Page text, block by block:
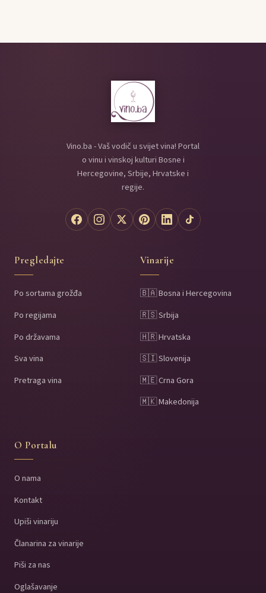
Vino.ba - Vaš vodič u svijet vina! Portal
o vinu i vinskoj kulturi Bosne i
Hercegovine, Srbije, Hrvatske i
regije.
Pregledajte
Po sortama grožđa
Po regijama
Po državama
Sva vina
Pretraga vina
Vinarije
🇧🇦 Bosna i Hercegovina
🇷🇸 Srbija
🇭🇷 Hrvatska
🇸🇮 Slovenija
🇲🇪 Crna Gora
🇲🇰 Makedonija
O Portalu
O nama
Kontakt
Upiši vinariju
Članarina za vinarije
Piši za nas
Oglašavanje